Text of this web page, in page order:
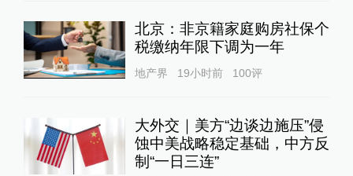
北京：非京籍家庭购房社保个
税缴纳年限下调为一年
地产界 19小时前 100评
大外交｜美方“边谈边施压”侵
蚀中美战略稳定基础，中方反
制“一日三连”